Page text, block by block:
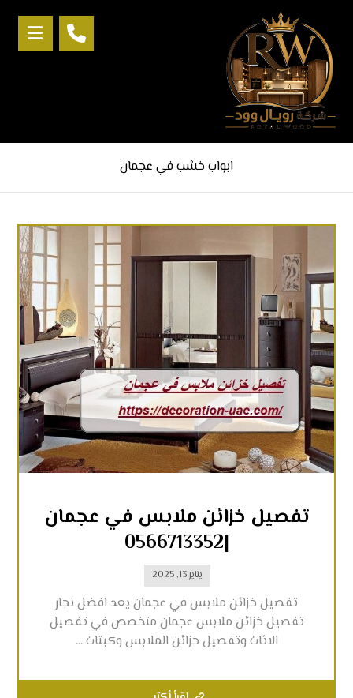
ابواب خشب في عجمان
تفصيل خزائن ملابس في عجمان
|0566713352
يناير 13, 2025
تفصيل خزائن ملابس في عجمان يعد افضل نجار
تفصيل خزائن ملابس عجمان متخصص في تفصيل
الاثاث وتفصيل خزائن الملابس وكبتات ...